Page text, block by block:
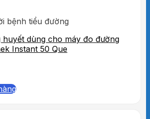
bệnh tiểu đường
huyết dùng cho máy đo đường
Instant 50 Que